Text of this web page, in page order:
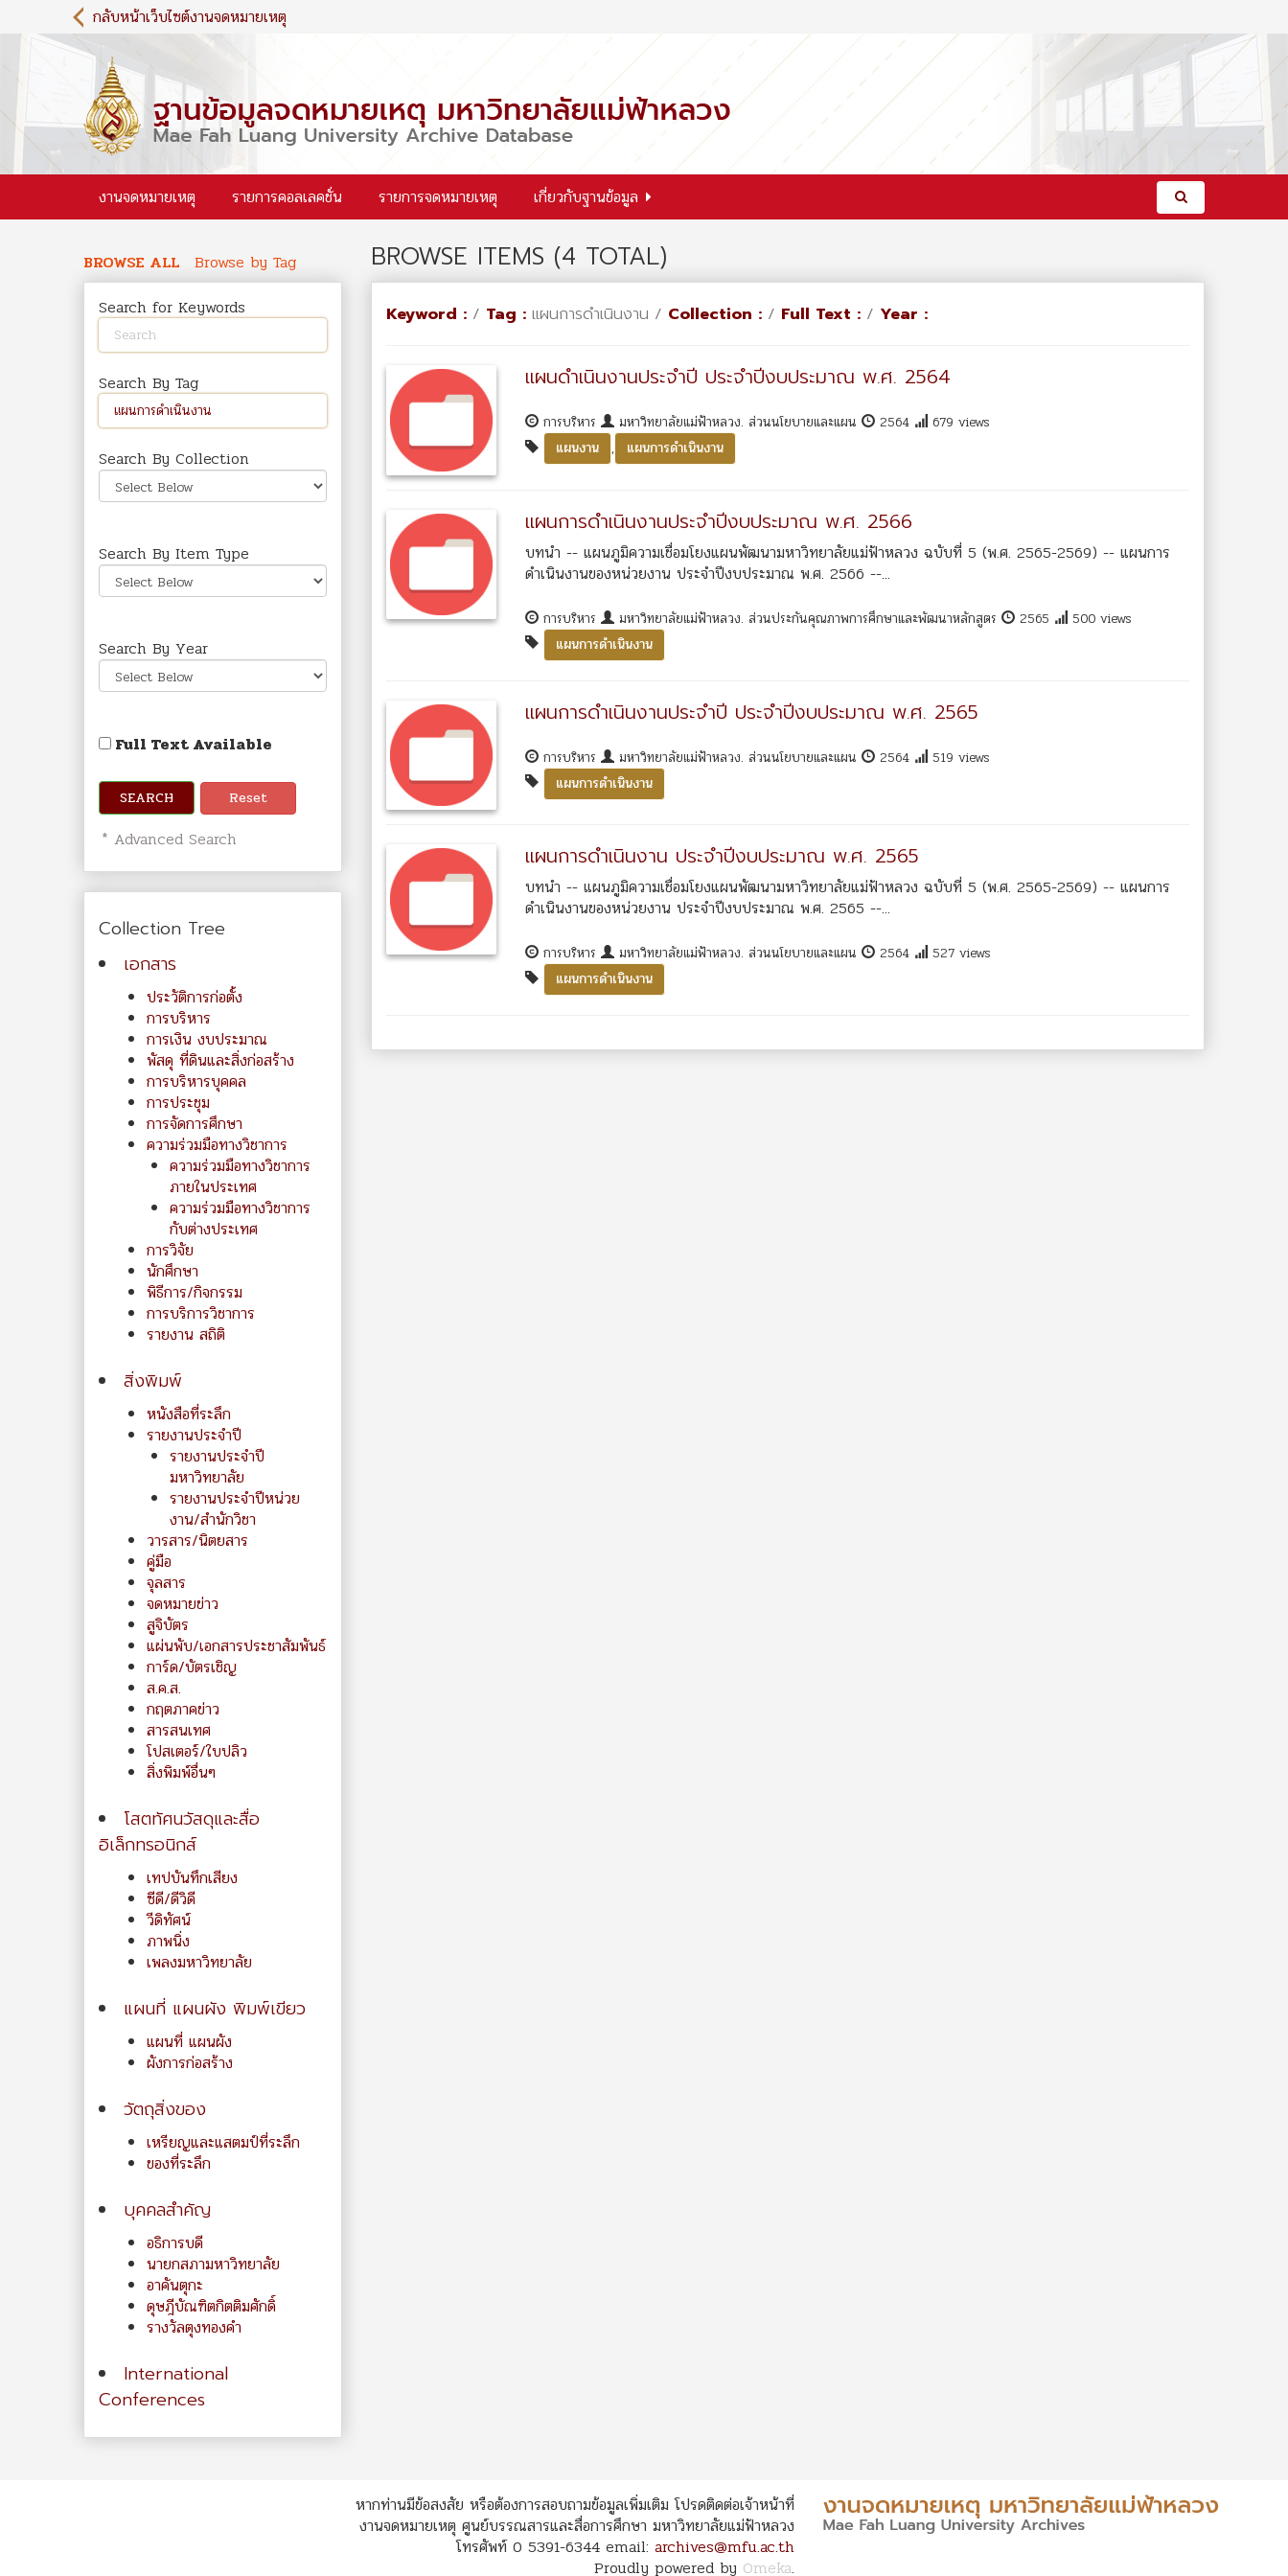
i
c
กลับหน้าเว็บไซต์งานจดหมายเหตุ
งานจดหมายเหตุ รายการคอลเลคชั่น รายการจดหมายเหตุ เกี่ยวกับฐานข้อมูล
BROWSE ALL Browse by Tag BROWSE ITEMS (4 TOTAL)
Search for Keywords
Search By Tag
Search By Collection
Search By Item Type
Search By Year
Full Text Available
SEARCH Reset
* Advanced Search
Collection Tree
เอกสาร
ประวัติการก่อตั้ง
การบริหาร
การเงิน งบประมาณ
พัสดุ ที่ดินและสิ่งก่อสร้าง
การบริหารบุคคล
การประชุม
การจัดการศึกษา
ความร่วมมือทางวิชาการ
ความร่วมมือทางวิชาการ
ภายในประเทศ
ความร่วมมือทางวิชาการ
กับต่างประเทศ
การวิจัย
นักศึกษา
พิธีการ/กิจกรรม
การบริการวิชาการ
รายงาน สถิติ
สิ่งพิมพ์
หนังสือที่ระลึก
รายงานประจำปี
รายงานประจำปี
มหาวิทยาลัย
รายงานประจำปีหน่วย
งาน/สำนักวิชา
วารสาร/นิตยสาร
คู่มือ
จุลสาร
จดหมายข่าว
สูจิบัตร
แผ่นพับ/เอกสารประชาสัมพันธ์
การ์ด/บัตรเชิญ
ส.ค.ส.
กฤตภาคข่าว
สารสนเทศ
โปสเตอร์/ใบปลิว
สิ่งพิมพ์อื่นๆ
โสตทัศนวัสดุและสื่อ
อิเล็กทรอนิกส์
เทปบันทึกเสียง
ซีดี/ดีวิดี
วีดิทัศน์
ภาพนิ่ง
เพลงมหาวิทยาลัย
แผนที่ แผนผัง พิมพ์เขียว
แผนที่ แผนผัง
ผังการก่อสร้าง
วัตถุสิ่งของ
เหรียญและแสตมป์ที่ระลึก
ของที่ระลึก
บุคคลสำคัญ
อธิการบดี
นายกสภามหาวิทยาลัย
อาคันตุกะ
ดุษฎีบัณฑิตกิตติมศักดิ์
รางวัลตุงทองคำ
International
Conferences
Keyword : / Tag : แผนการดำเนินงาน / Collection : / Full Text : / Year :
แผนดำเนินงานประจำปี ประจำปีงบประมาณ พ.ศ. 2564
การบริหาร มหาวิทยาลัยแม่ฟ้าหลวง. ส่วนนโยบายและแผน 2564
679 views
แผนงาน
, แผนการดำเนินงาน
แผนการดำเนินงานประจำปีงบประมาณ พ.ศ. 2566
บทนำ -- แผนภูมิความเชื่อมโยงแผนพัฒนามหาวิทยาลัยแม่ฟ้าหลวง ฉบับที่ 5 (พ.ศ. 2565-2569) -- แผนการ
ดำเนินงานของหน่วยงาน ประจำปีงบประมาณ พ.ศ. 2566 --...
การบริหาร มหาวิทยาลัยแม่ฟ้าหลวง. ส่วนประกันคุณภาพการศึกษาและพัฒนาหลักสูตร 2565
500 views
แผนการดำเนินงาน
แผนการดำเนินงานประจำปี ประจำปีงบประมาณ พ.ศ. 2565
การบริหาร มหาวิทยาลัยแม่ฟ้าหลวง. ส่วนนโยบายและแผน 2564
519 views
แผนการดำเนินงาน
แผนการดำเนินงาน ประจำปีงบประมาณ พ.ศ. 2565
บทนำ -- แผนภูมิความเชื่อมโยงแผนพัฒนามหาวิทยาลัยแม่ฟ้าหลวง ฉบับที่ 5 (พ.ศ. 2565-2569) -- แผนการ
ดำเนินงานของหน่วยงาน ประจำปีงบประมาณ พ.ศ. 2565 --...
การบริหาร มหาวิทยาลัยแม่ฟ้าหลวง. ส่วนนโยบายและแผน 2564
527 views
แผนการดำเนินงาน
หากท่านมีข้อสงสัย หรือต้องการสอบถามข้อมูลเพิ่มเติม โปรดติดต่อเจ้าหน้าที่
งานจดหมายเหตุ ศูนย์บรรณสารและสื่อการศึกษา มหาวิทยาลัยแม่ฟ้าหลวง
โทรศัพท์ 0 5391-6344 email: archives@mfu.ac.th
Proudly powered by Omeka.